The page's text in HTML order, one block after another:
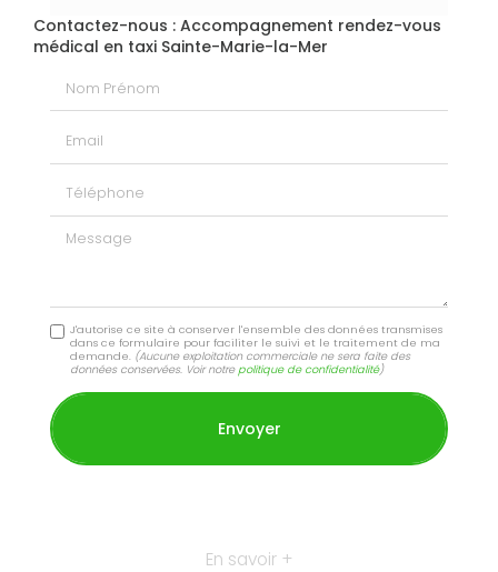
Contactez-nous : Accompagnement rendez-vous
médical en taxi Sainte-Marie-la-Mer
Message
J'autorise ce site à conserver l'ensemble des données transmises
dans ce formulaire pour faciliter le suivi et le traitement de ma
demande. (Aucune exploitation commerciale ne sera faite des
données conservées. Voir notrepolitique de confidentialité)
En savoir +